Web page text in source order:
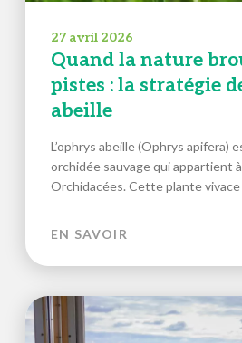
27 avril 2026
Quand la nature
pistes : la stratégie
abeille
L’ophrys abeille (Ophrys apifera)
orchidée sauvage qui appartient
Orchidacées. Cette plante
EN SAVOIR